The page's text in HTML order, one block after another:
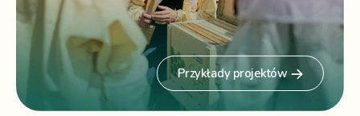
Przykłady projektów